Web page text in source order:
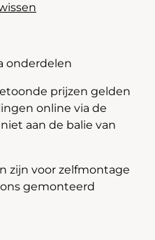
onderdelen
prijzen gelden
online via de
aan de balie van
zijn voor zelfmontage
gemonteerd